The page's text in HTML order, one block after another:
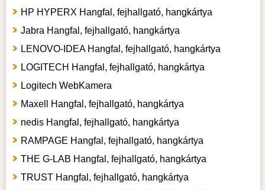
HP HYPERX Hangfal, fejhallgató, hangkártya
Jabra Hangfal, fejhallgató, hangkártya
LENOVO-IDEA Hangfal, fejhallgató, hangkártya
LOGITECH Hangfal, fejhallgató, hangkártya
Logitech WebKamera
Maxell Hangfal, fejhallgató, hangkártya
nedis Hangfal, fejhallgató, hangkártya
RAMPAGE Hangfal, fejhallgató, hangkártya
THE G-LAB Hangfal, fejhallgató, hangkártya
TRUST Hangfal, fejhallgató, hangkártya